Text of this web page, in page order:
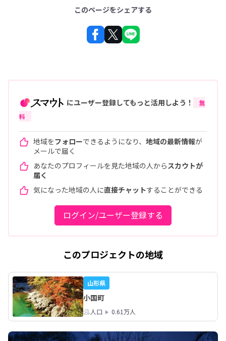
このページをシェアする
にユーザー登録してもっと活用しよう！
無
料
地域をフォローできるようになり、 地域の最新情報が
メールで届く
あなたのプロフィールを見た地域の人から スカウトが
届く
気になった地域の人に直接チャットすることができる
ログイン/ユーザー登録する
このプロジェクトの地域
山形県
小国町
人口 0.61万人